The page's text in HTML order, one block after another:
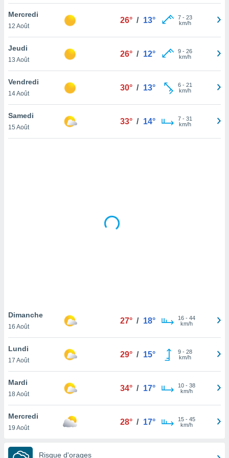
votre
à
en
le
notre
que
et que
Mercredi
12 Août
26° / 13° 7- 23
km/h
Jeudi
13 Août
26° / 12° 9- 26
km/h
Vendredi
14 Août
30° / 13° 6- 21
km/h
Samedi
15 Août
33° / 14° 7- 31
km/h
Dimanche
16 Août
27° / 18° 16- 44
km/h
Lundi
17 Août
29° / 15° 9- 28
km/h
Mardi
18 Août
34° / 17° 10- 38
km/h
Mercredi
19 Août
28° / 17° 15- 45
km/h
Risque d'orages